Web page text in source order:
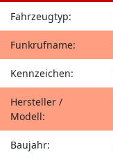
Fahrzeugtyp:
Funkrufname:
Kennzeichen:
Hersteller /
Modell:
Baujahr: